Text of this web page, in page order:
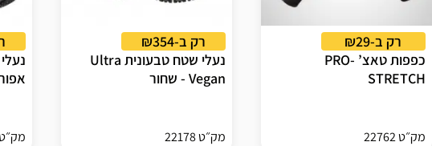
רק ב-₪29
כפפות טאצ’ PRO-
STRETCH
מק״ט 22762
רק ב-₪354
נעלי שטח טבעונית Ultra
Vegan - שחור
מק״ט 22178 מק״ט